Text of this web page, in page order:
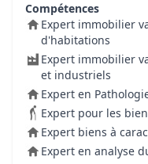
Compétences
Expert immobilier
d'habitations
Expert immobilier
et industriels
Expert en
Expert pour les
Expert biens à
Expert en analyse